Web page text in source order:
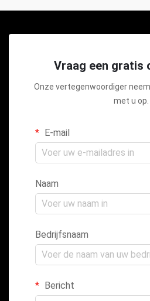
Vraag een gratis
Onze vertegenwoordiger
met u op.
E-mail
Naam
Bedrijfsnaam
Bericht